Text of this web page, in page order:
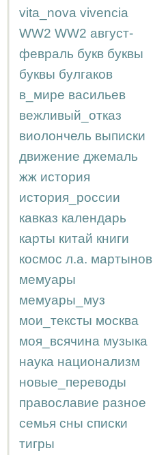
vita_nova vivencia
WW2 WW2 август-
февраль букв буквы
буквы булгаков
в_мире васильев
вежливый_отказ
виолончель выписки
движение джемаль
жж история
история_россии
кавказ календарь
карты китай книги
космос л.а. мартынов
мемуары
мемуары_муз
мои_тексты москва
моя_всячина музыка
наука национализм
новые_переводы
православие разное
семья сны списки
тигры